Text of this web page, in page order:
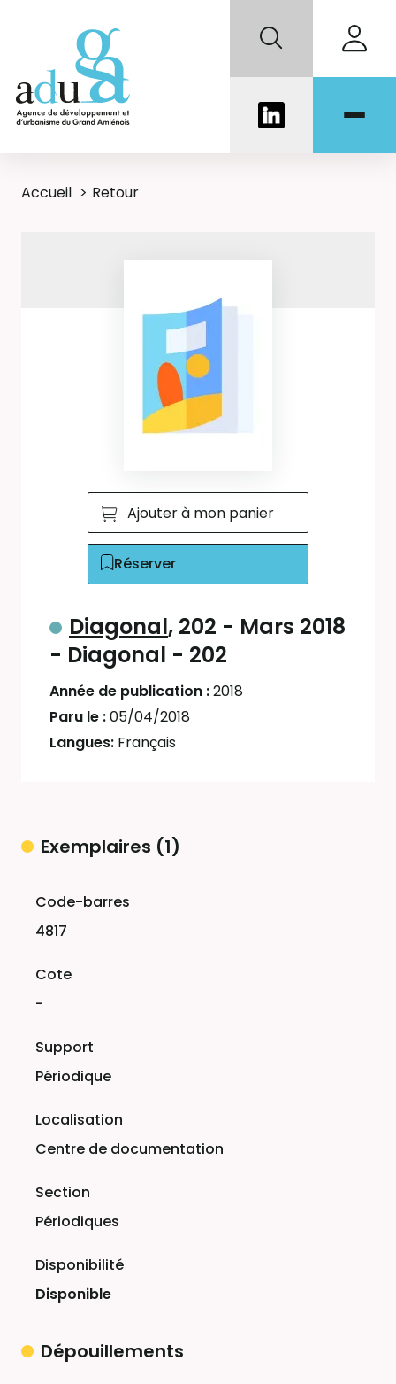
Accueil Retour
Ajouter à mon panier
Réserver
Diagonal, 202 - Mars 2018
- Diagonal - 202
Année de publication :2018
Paru le :05/04/2018
Langues: Français
Exemplaires (1)
4817
-
Périodique
Centre de documentation
Périodiques
Disponible
Dépouillements